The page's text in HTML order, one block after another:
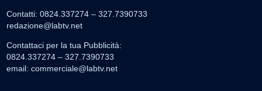
Contatti: 0824.337274 – 327.7390733
redazione@labtv.net
Contattaci per la tua Pubblicità:
0824.337274 – 327.7390733
email: commerciale@labtv.net